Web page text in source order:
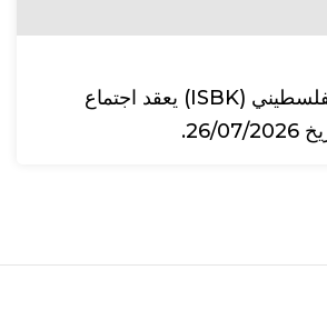
البنك الإسلامي الفلسطيني (ISBK) يعقد اجتماع